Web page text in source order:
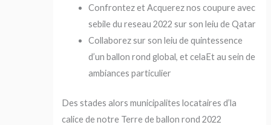
Confrontez et Acquerez nos coupure avec
sebile du reseau 2022 sur son leiu de Qatar
Collaborez sur son leiu de quintessence
d’un ballon rond global, et celaEt au sein de
ambiances particulier
Des stades alors municipalites locataires d’la
calice de notre Terre de ballon rond 2022